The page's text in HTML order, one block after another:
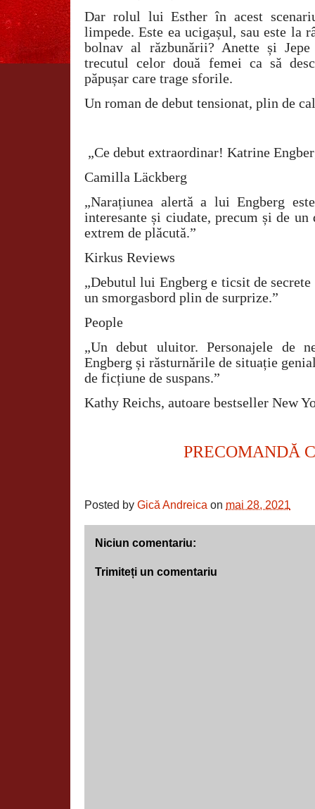
Dar rolul lui Esther în acest
limpede. Este ea ucigașul, sau este
bolnav al răzbunării? Anette și
trecutul celor două femei ca să
păpușar care trage sforile.
Un roman de debut tensionat, plin de
„Ce debut extraordinar! Katrine
Camilla Läckberg
„Narațiunea alertă a lui Engberg
interesante și ciudate, precum și de
extrem de plăcută.”
Kirkus Reviews
„Debutul lui Engberg e ticsit de
un smorgasbord plin de surprize.”
People
„Un debut uluitor. Personajele de
Engberg și răsturnările de situație
de ficțiune de suspans.”
Kathy Reichs, autoare bestseller New
PRECOMANDĂ
Posted by Gică Andreica on mai 28, 2021
Niciun comentariu:
Trimiteți un comentariu